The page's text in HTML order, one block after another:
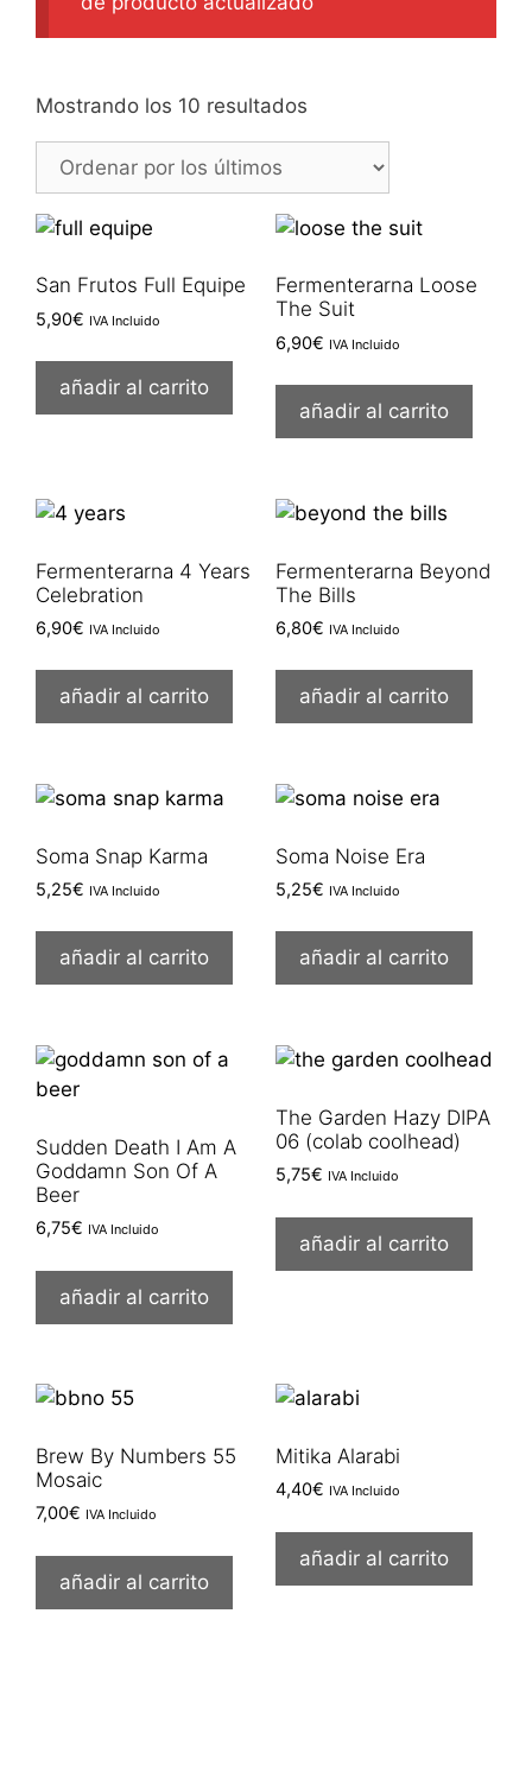
Mostrando los 10 resultados
últimos
San Frutos Full Equipe
5,90€ IVA Incluido
añadir al carrito
Fermenterarna Loose
The Suit
6,90€ IVA Incluido
añadir al carrito
Fermenterarna 4 Years
Celebration
6,90€ IVA Incluido
añadir al carrito
Fermenterarna Beyond
The Bills
6,80€ IVA Incluido
añadir al carrito
Soma Snap Karma
5,25€ IVA Incluido
añadir al carrito
Soma Noise Era
5,25€ IVA Incluido
añadir al carrito
Sudden Death I Am A
Goddamn Son Of A
Beer
6,75€ IVA Incluido
añadir al carrito
The Garden Hazy DIPA
06 (colab coolhead)
5,75€ IVA Incluido
añadir al carrito
Brew By Numbers 55
Mosaic
7,00€ IVA Incluido
añadir al carrito
Mitika Alarabi
4,40€ IVA Incluido
añadir al carrito